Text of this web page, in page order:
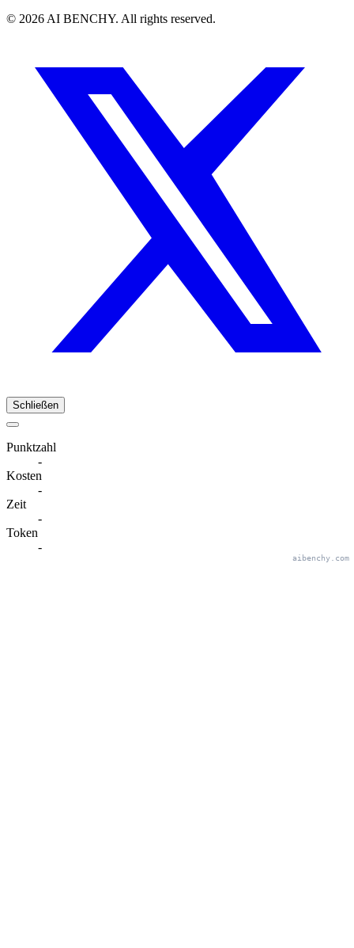
© 2026 AI BENCHY. All rights reserved.
Schließen
Punktzahl
-
Kosten
-
Zeit
-
Token
-